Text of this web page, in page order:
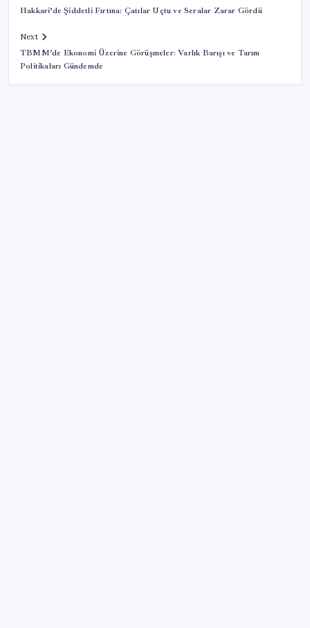
Hakkari’de Şiddetli Fırtına: Çatılar Uçtu ve Seralar Zarar Gördü
Next
TBMM’de Ekonomi Üzerine Görüşmeler: Varlık Barışı ve Tarım
Politikaları Gündemde